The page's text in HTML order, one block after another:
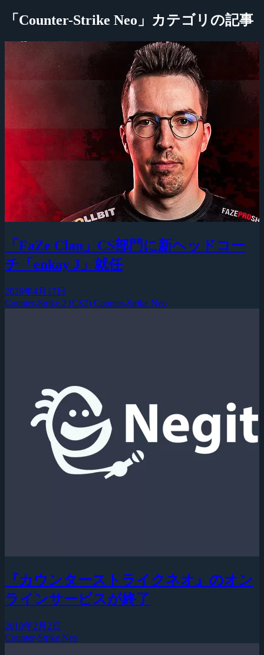
「Counter-Strike Neo」カテゴリの記事
「FaZe Clan」CS部門に新ヘッドコー
チ「enkay J」就任
2026年4月17日
Counter-Strike 2 (CS2) Counter-Strike Neo
『カウンターストライクネオ』のオン
ラインサービスが終了
2010年2月2日
Counter-Strike Neo